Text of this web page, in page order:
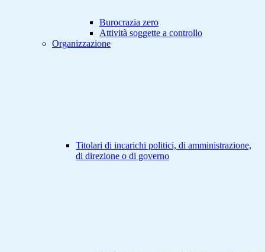
Burocrazia zero
Attività soggette a controllo
Organizzazione
Titolari di incarichi politici, di amministrazione,
di direzione o di governo